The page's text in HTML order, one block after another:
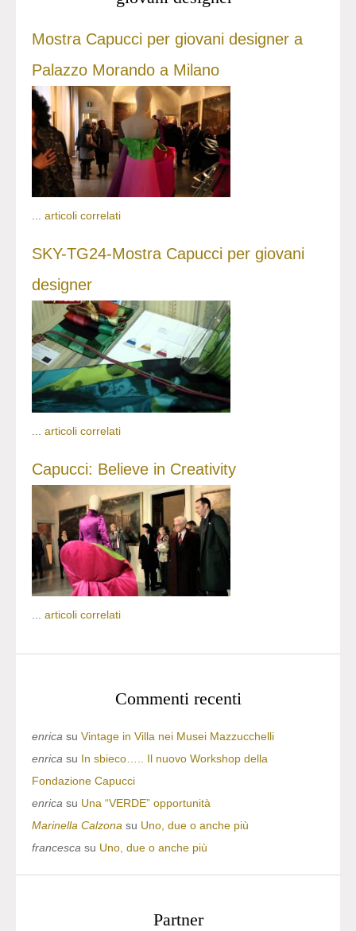
Mostra Capucci per giovani designer a
Palazzo Morando a Milano
... articoli correlati
SKY-TG24-Mostra Capucci per giovani
designer
articoli correlati
Capucci: Believe in Creativity
... articoli correlati
Commenti recenti
enrica su Vintage in Villa nei Musei Mazzucchelli
enrica su In sbieco….. Il nuovo Workshop della
Fondazione Capucci
enrica su Una “VERDE” opportunità
Marinella Calzona su Uno, due o anche più
francesca su Uno, due o anche più
Partner